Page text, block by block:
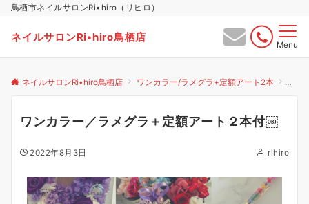
鳥栖市ネイルサロンRi•hiro（リヒロ）
ネイルサロンRi•hiro鳥栖店
Menu
ネイルサロンRi•hiro鳥栖店 ワンカラー/ラメグラ+定額アート2本 ワン
ワンカラー／ラメグラ＋定額アート２本付￼
2022年8月3日 rihiro